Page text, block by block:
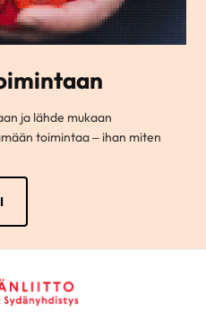
ja lähde mukaan
toimintaa – ihan miten